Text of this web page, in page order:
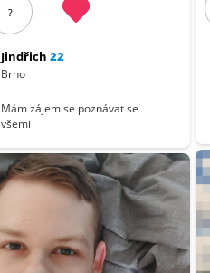
?
Jindřich 22
Brno
Mám zájem se poznávat se
všemi